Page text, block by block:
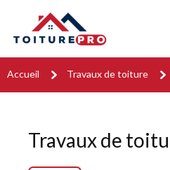
Accueil Travaux de toiture
Travaux de